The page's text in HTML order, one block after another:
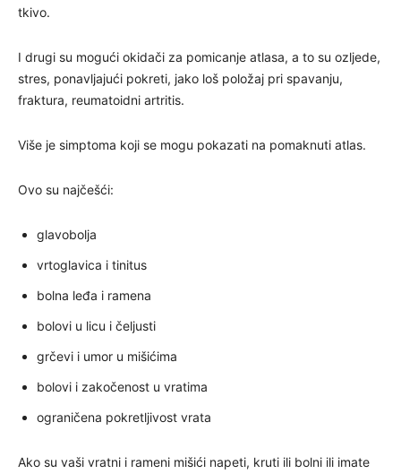
tkivo.
I drugi su mogući okidači za pomicanje atlasa, a to su ozljede,
stres, ponavljajući pokreti, jako loš položaj pri spavanju,
fraktura, reumatoidni artritis.
Više je simptoma koji se mogu pokazati na pomaknuti atlas.
Ovo su najčešći:
glavobolja
vrtoglavica i tinitus
bolna leđa i ramena
bolovi u licu i čeljusti
grčevi i umor u mišićima
bolovi i zakočenost u vratima
ograničena pokretljivost vrata
Ako su vaši vratni i rameni mišići napeti, kruti ili bolni ili imate